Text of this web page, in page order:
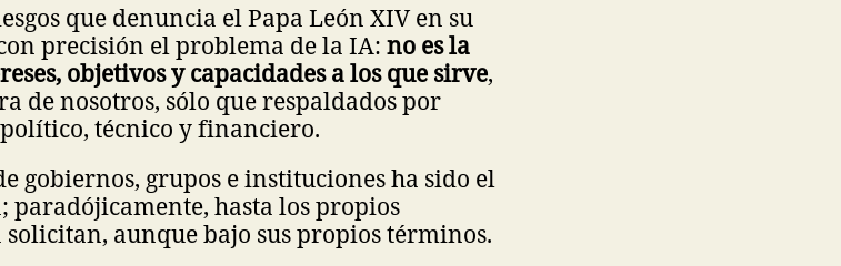
que denuncia el Papa León XIV en su
precisión el problema de la IA: no es la
objetivos y capacidades a los que sirve,
de nosotros, sólo que respaldados por
técnico y financiero.
gobiernos, grupos e instituciones ha sido el
hasta los propios
aunque bajo sus propios términos.